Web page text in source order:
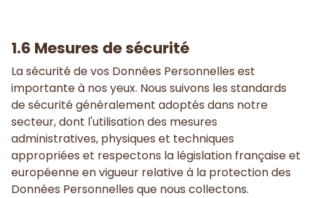
1.6 Mesures de sécurité
La sécurité de vos Données Personnelles est
importante à nos yeux. Nous suivons les standards
de sécurité généralement adoptés dans notre
secteur, dont l'utilisation des mesures
administratives, physiques et techniques
appropriées et respectons la législation française et
européenne en vigueur relative à la protection des
Données Personnelles que nous collectons.